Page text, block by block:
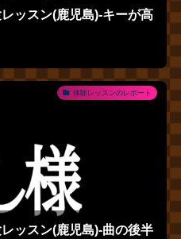
ッスン(鹿児島)‐キーが高
体験レッスンのレポート
ッスン(鹿児島)‐曲の後半